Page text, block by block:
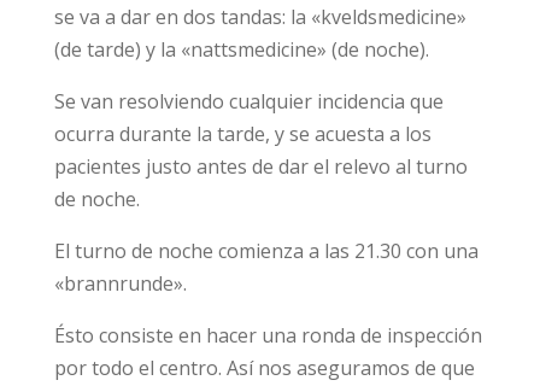
se va a dar en dos tandas: la «kveldsmedicine»
(de tarde) y la «nattsmedicine» (de noche).
Se van resolviendo cualquier incidencia que
ocurra durante la tarde, y se acuesta a los
pacientes justo antes de dar el relevo al turno
de noche.
El turno de noche comienza a las 21.30 con una
«brannrunde».
Ésto consiste en hacer una ronda de inspección
por todo el centro. Así nos aseguramos de que